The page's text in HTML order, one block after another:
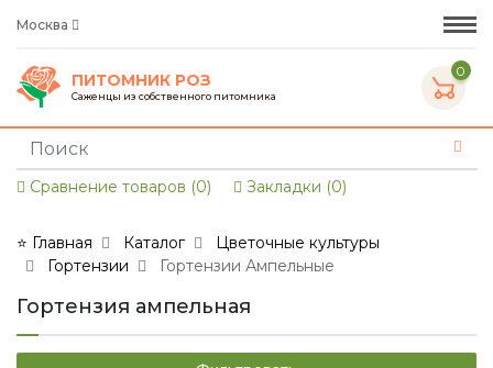
Москва
ПИТОМНИК РОЗ
Саженцы из собственного питомника
0
Сравнение товаров (0) Закладки (0)
⭐ Главная Каталог
Цветочные культуры
Гортензии
Гортензии Ампельные
Гортензия ампельная